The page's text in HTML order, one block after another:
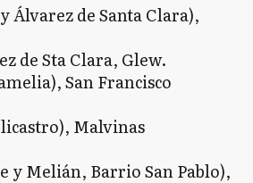
Álvarez de Santa Clara),
de Sta Clara, Glew.
San Francisco
Malvinas
y Melián, Barrio San Pablo),